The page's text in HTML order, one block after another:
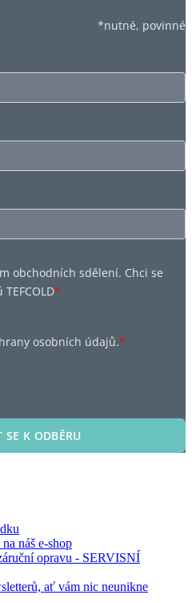
*nutné, povinné
obchodních sdělení. Chci se
*
osobních údajů.*
SE K ODBĚRU
náš e-shop
opravu - SERVISNÍ
ať vám nic neunikne